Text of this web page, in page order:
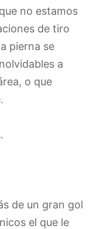
no estamos
de tiro
pierna se
a
o que
de un gran gol
el que le